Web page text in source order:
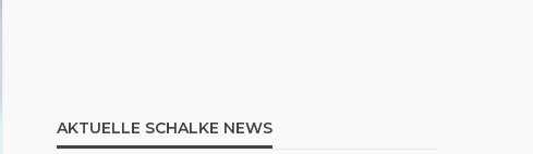
AKTUELLE SCHALKE NEWS